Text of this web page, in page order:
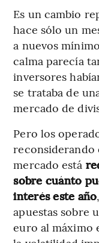
Es un cambio
hace sólo un
a nuevos
calma parecía
inversores
se trataba de
mercado de
Pero los
reconsiderando
mercado está
sobre cuánto
interés este año
apuestas sobre
euro al máximo